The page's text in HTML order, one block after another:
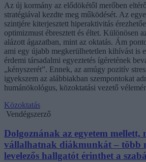
Az új kormány az elődökétől merőben
stratégiával kezdte meg működését. Az
szintjére kiterjesztett hiperaktivitás
optimizmust ébresztett és éltet. Különösen
alázott ágazatban, mint az oktatás. Ám
ami egy újabb megkerülhetetlen kihívást is
érdemi társadalmi egyeztetés ígéretének
„kényszerét”. Ennek, az amúgy pozitív
igyekszem az alábbiakban szempontokat
humánökológus, közoktatási vezető
Közoktatás
Vendégszerző
Dolgoznának az egyetem mellett,
vállalhatnak diákmunkát – több
levelezős hallgatót érinthet a